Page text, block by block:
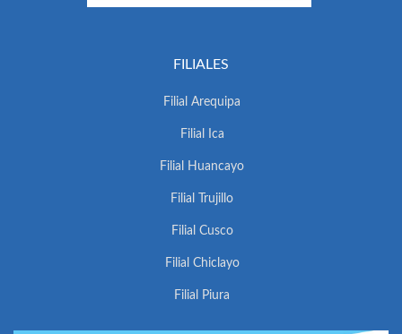
FILIALES
Filial Arequipa
Filial Ica
Filial Huancayo
Filial Trujillo
Filial Cusco
Filial Chiclayo
Filial Piura